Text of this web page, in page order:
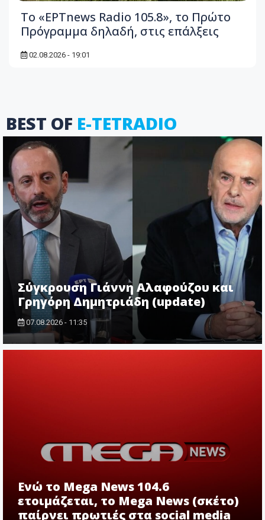
Το «ΕΡΤnews Radio 105.8», το Πρώτο
Πρόγραμμα δηλαδή, στις επάλξεις
02.08.2026 - 19:01
BEST OF E-TETRADIO
Σύγκρουση Γιάννη Αλαφούζου και
Γρηγόρη Δημητριάδη (update)
07.08.2026 - 11:35
Ενώ το Mega News 104.6
ετοιμάζεται, το Mega News (σκέτο)
παίρνει πρωτιές στα social media